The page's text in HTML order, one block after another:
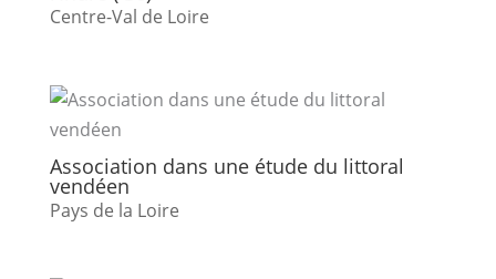
Centre-Val de Loire
Association dans une étude du littoral
vendéen
Pays de la Loire